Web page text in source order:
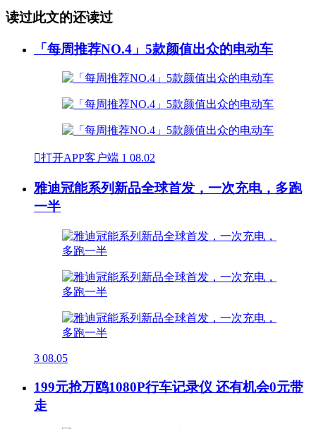
读过此文的还读过
「每周推荐NO.4」5款颜值出众的电动车
打开APP客户端 1 08.02
雅迪冠能系列新品全球首发，一次充电，多跑
一半
3 08.05
199元抢万鸥1080P行车记录仪 还有机会0元带
走